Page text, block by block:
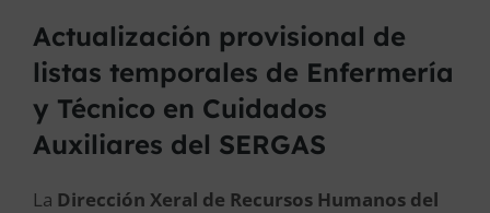
Actualización provisional de
listas temporales de Enfermería
y Técnico en Cuidados
Auxiliares del SERGAS
La Dirección Xeral de Recursos Humanos del